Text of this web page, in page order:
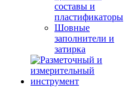
составы и
пластификаторы
Шовные
заполнители и
затирка